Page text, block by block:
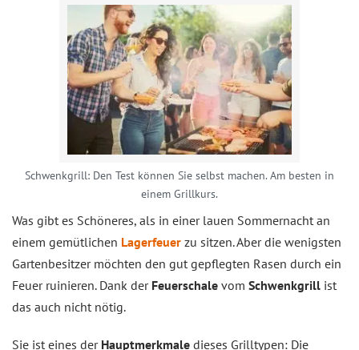
Schwenkgrill: Den Test können Sie selbst machen. Am besten in
einem Grillkurs.
Was gibt es Schöneres, als in einer lauen Sommernacht an
einem gemütlichen Lagerfeuer zu sitzen. Aber die wenigsten
Gartenbesitzer möchten den gut gepflegten Rasen durch ein
Feuer ruinieren. Dank der Feuerschale vom Schwenkgrill ist
das auch nicht nötig.
Sie ist eines der Hauptmerkmale dieses Grilltypen: Die